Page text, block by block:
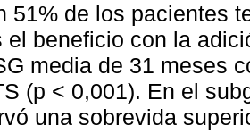
51% de los pacientes
el beneficio con la
media de 31 meses
(p < 0,001). En el
una sobrevida